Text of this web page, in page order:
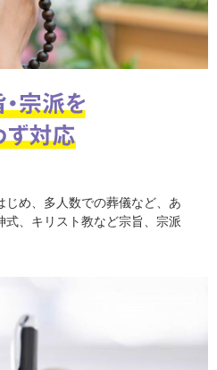
じめ、多人数での葬儀など、あ
式、キリスト教など宗旨、宗派